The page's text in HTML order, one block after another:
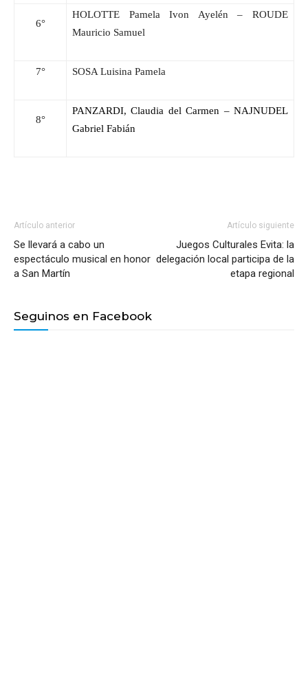
6°
HOLOTTE Pamela Ivon Ayelén – ROUDE
Mauricio Samuel
7° SOSA Luisina Pamela
8°
PANZARDI, Claudia del Carmen – NAJNUDEL
Gabriel Fabián
Artículo anterior
Se llevará a cabo un
espectáculo musical en honor
a San Martín
Artículo siguiente
Juegos Culturales Evita: la
delegación local participa de la
etapa regional
Seguinos en Facebook